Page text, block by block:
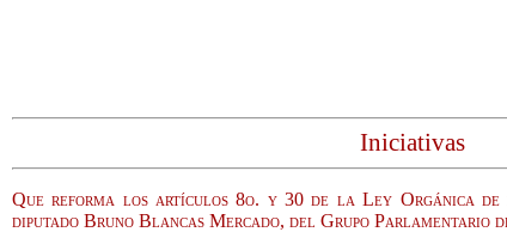
Iniciativas
Que reforma los artículos 8o. y 30 de la Ley Orgánica
diputado Bruno Blancas Mercado, del Grupo Parlamentario